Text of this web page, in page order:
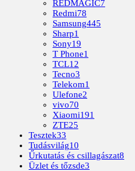
REDMAGIC7
Redmi78
Samsung445
Sharp1
Sony19
T Phone1
TCL12
Tecno3
Telekom1
Ulefone2
vivo70
Xiaomi191
ZTE25
Tesztek33
Tudásvilág10
Űrkutatás és csillagászat8
Üzlet és tőzsde3